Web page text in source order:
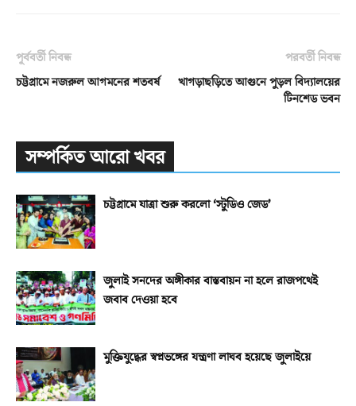
পূর্ববর্তী নিবন্ধ
চট্টগ্রামে নজরুল আগমনের শতবর্ষ
পরবর্তী নিবন্ধ
খাগড়াছড়িতে আগুনে পুড়ল বিদ্যালয়ের
টিনশেড ভবন
সম্পর্কিত আরো খবর
চট্টগ্রামে যাত্রা শুরু করলো ‘স্টুডিও জেড’
জুলাই সনদের অঙ্গীকার বাস্তবায়ন না হলে রাজপথেই
জবাব দেওয়া হবে
মুক্তিযুদ্ধের স্বপ্নভঙ্গের যন্ত্রণা লাঘব হয়েছে জুলাইয়ে